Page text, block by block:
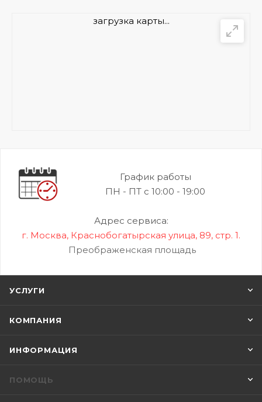
загрузка карты...
График работы
ПН - ПТ с 10:00 - 19:00
Адрес сервиса:
г. Москва, Краснобогатырская улица, 89, стр. 1.
Преображенская площадь
УСЛУГИ
КОМПАНИЯ
ИНФОРМАЦИЯ
ПОМОЩЬ